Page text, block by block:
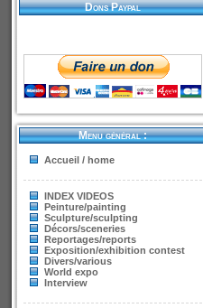
Dons Paypal
Menu général :
Accueil / home
INDEX VIDEOS
Peinture/painting
Sculpture/sculpting
Décors/sceneries
Reportages/reports
Exposition/exhibition contest
Divers/various
World expo
Interview